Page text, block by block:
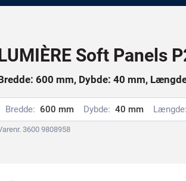
Soft Panels
600 mm, Dybde: 40 mm,
Bredde: 600 mm Dybde: 40 mm Længde:
3600 9808958